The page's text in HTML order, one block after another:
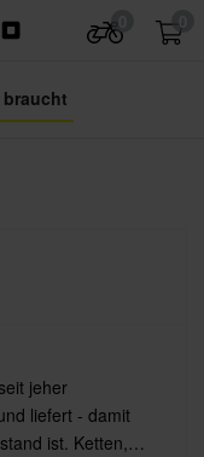
jeher
liefert - damit
ist. Ketten,